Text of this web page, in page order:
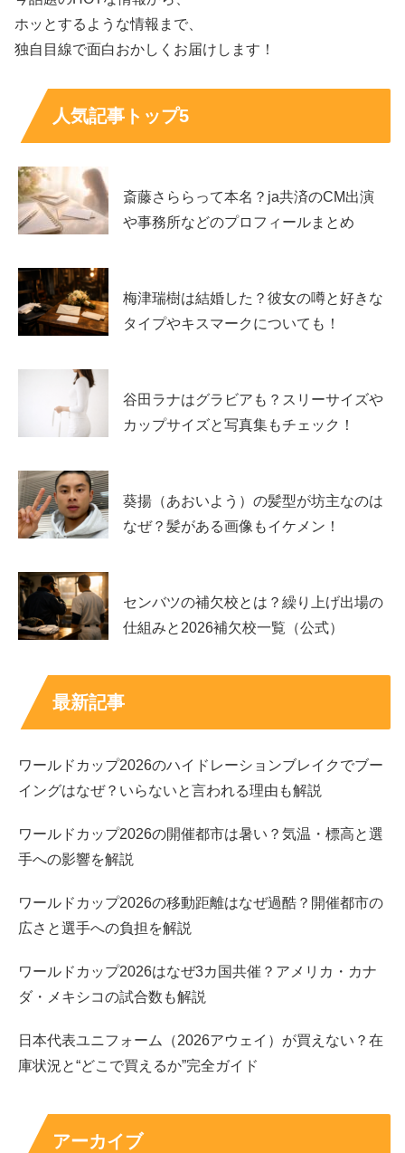
こちらも今回の『世界卓球2023』での”Wみゆう”ですが、
オフの時間なのでしょうかリラックスされていてちょっと
隙があってボーっとしてるような長崎美柚さんも可愛すぎ
る～！
出典元：https://www.instagram.com/p/CphwN0eBsDP/
長崎美柚さんのインスタグラムをフォローされている方な
らご存じかもしれませんが、
こちらは長崎美柚さんの成人式の時の超ド級の美人ショッ
ト！
もはや卓球選手って言われなきゃ、アイドルや女優さんか
と思ってしまう程の可愛さ！
卓球の試合でのナチュラルメイクやすっぴんとはまた一味
違って、バッチリメイクの晴れ姿の長崎美柚さんもまた素
敵すぎますね～。
これほどまでに可愛い長崎美柚さんですので、卓球のみな
ですね！
ホッとするような情報まで、
独自目線で面白おかしくお届けします！
人気記事トップ5
斎藤さららって本名？ja共済のCM出演
や事務所などのプロフィールまとめ
梅津瑞樹は結婚した？彼女の噂と好きな
タイプやキスマークについても！
谷田ラナはグラビアも？スリーサイズや
カップサイズと写真集もチェック！
葵揚（あおいよう）の髪型が坊主なのは
なぜ？髪がある画像もイケメン！
センバツの補欠校とは？繰り上げ出場の
仕組みと2026補欠校一覧（公式）
最新記事
ワールドカップ2026のハイドレーションブレイクでブー
イングはなぜ？いらないと言われる理由も解説
ワールドカップ2026の開催都市は暑い？気温・標高と選
手への影響を解説
ワールドカップ2026の移動距離はなぜ過酷？開催都市の
広さと選手への負担を解説
ワールドカップ2026はなぜ3カ国共催？アメリカ・カナ
ダ・メキシコの試合数も解説
日本代表ユニフォーム（2026アウェイ）が買えない？在
庫状況と“どこで買えるか”完全ガイド
アーカイブ